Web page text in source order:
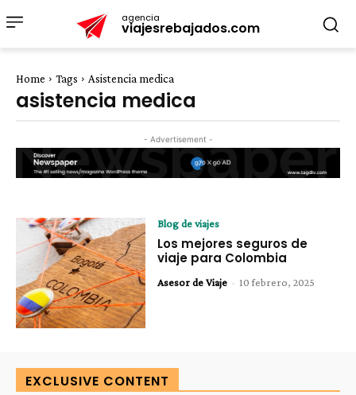
agencia
viajesrebajados.com
Home Tags Asistencia medica
asistencia medica
- Advertisement -
Blog de viajes
Los mejores seguros de
viaje para Colombia
Asesor de Viaje - 10 febrero, 2025
EXCLUSIVE CONTENT